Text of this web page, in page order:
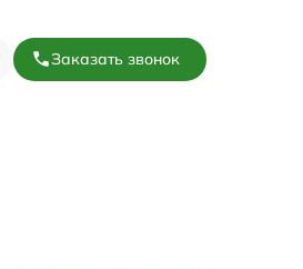
Заказать звонок